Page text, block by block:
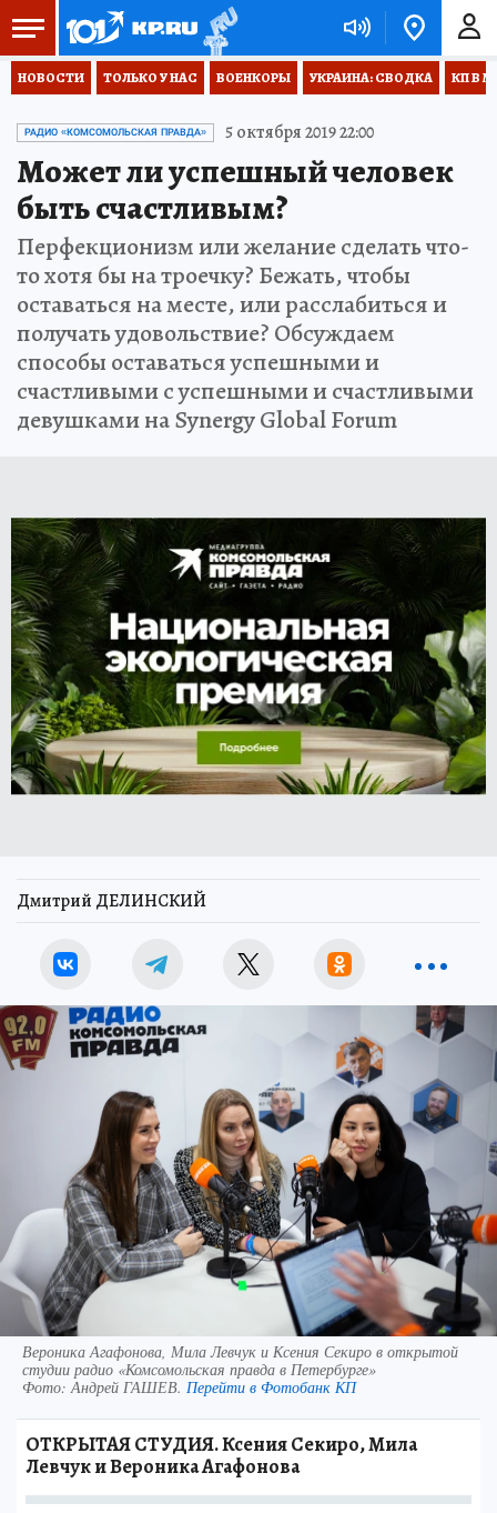
НОВОСТИ ТОЛЬКО У НАС ВОЕНКОРЫ УКРАИНА: СВОДКА КП В
РАДИО «КОМСОМОЛЬСКАЯ ПРАВДА» 5 октября 2019 22:00
Может ли успешный человек
быть счастливым?
Перфекционизм или желание сделать что-
то хотя бы на троечку? Бежать, чтобы
оставаться на месте, или расслабиться и
получать удовольствие? Обсуждаем
способы оставаться успешными и
счастливыми с успешными и счастливыми
девушками на Synergy Global Forum
Дмитрий ДЕЛИНСКИЙ
Вероника Агафонова, Мила Левчук и Ксения Секиро в открытой
студии радио «Комсомольская правда в Петербурге»
Фото: Андрей ГАШЕВ. Перейти в Фотобанк КП
ОТКРЫТАЯ СТУДИЯ. Ксения Секиро, Мила
Левчук и Вероника Агафонова